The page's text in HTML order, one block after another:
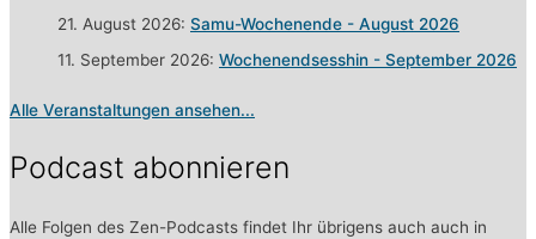
21. August 2026: Samu-Wochenende - August 2026
11. September 2026: Wochenendsesshin - September 2026
Alle Veranstaltungen ansehen...
Podcast abonnieren
Alle Folgen des Zen-Podcasts findet Ihr übrigens auch auch in